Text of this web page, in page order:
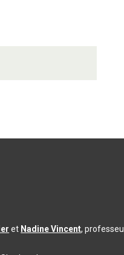
et Nadine Vincent,